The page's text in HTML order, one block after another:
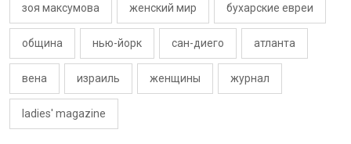
зоя максумова женский мир бухарские евреи
община нью-йорк сан-диего атланта
вена израиль женщины журнал
ladies' magazine